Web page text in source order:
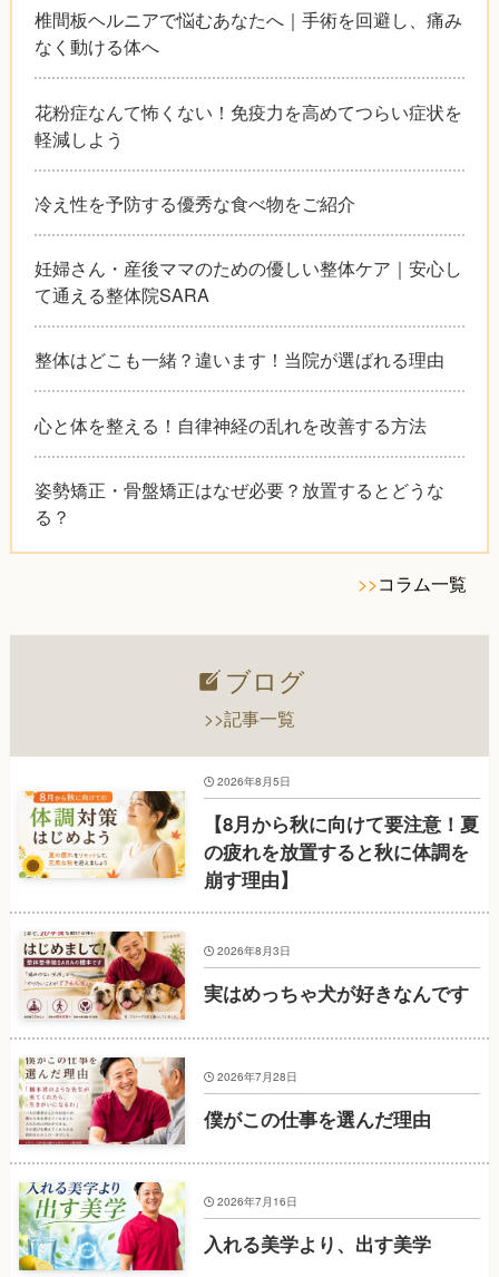
椎間板ヘルニアで悩むあなたへ｜手術を回避し、痛み
なく動ける体へ
花粉症なんて怖くない！免疫力を高めてつらい症状を
軽減しよう
冷え性を予防する優秀な食べ物をご紹介
妊婦さん・産後ママのための優しい整体ケア｜安心し
て通える整体院SARA
整体はどこも一緒？違います！当院が選ばれる理由
心と体を整える！自律神経の乱れを改善する方法
姿勢矯正・骨盤矯正はなぜ必要？放置するとどうな
る？
>>コラム一覧
ブログ
>>記事一覧
【8月から秋に向けて要注意！夏
の疲れを放置すると秋に体調を
崩す理由】
2026年8月5日
実はめっちゃ犬が好きなんです
2026年8月3日
僕がこの仕事を選んだ理由
2026年7月28日
入れる美学より、出す美学
2026年7月16日